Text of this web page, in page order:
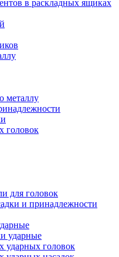
в раскладных ящиках
металлу
головок
для головок
и принадлежности
ударные
ударных головок